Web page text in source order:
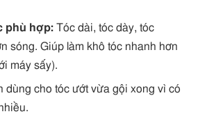
phù hợp: Tóc dài, tóc dày, tóc
sóng. Giúp làm khô tóc nhanh hơn
máy sấy).
dùng cho tóc ướt vừa gội xong vì có